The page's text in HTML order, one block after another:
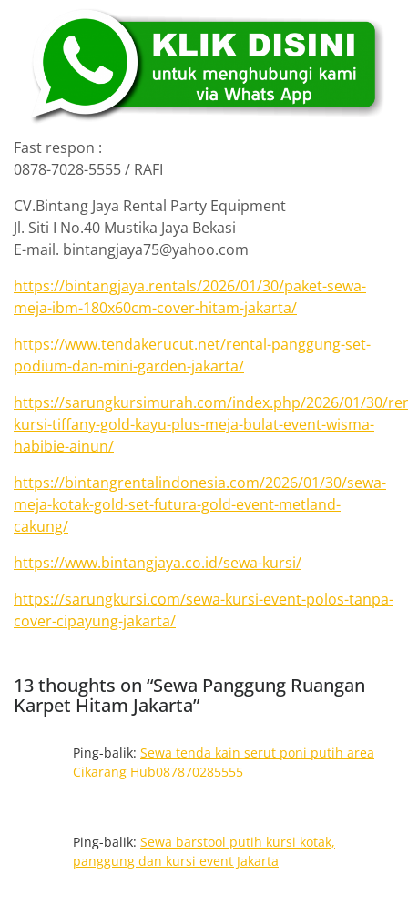
Fast respon :
0878-7028-5555 / RAFI
CV.Bintang Jaya Rental Party Equipment
Jl. Siti I No.40 Mustika Jaya Bekasi
E-mail. bintangjaya75@yahoo.com
https://bintangjaya.rentals/2026/01/30/paket-sewa-
meja-ibm-180x60cm-cover-hitam-jakarta/
https://www.tendakerucut.net/rental-panggung-set-
podium-dan-mini-garden-jakarta/
https://sarungkursimurah.com/index.php/2026/01/30/
kursi-tiffany-gold-kayu-plus-meja-bulat-event-wisma-
habibie-ainun/
https://bintangrentalindonesia.com/2026/01/30/sewa-
meja-kotak-gold-set-futura-gold-event-metland-
cakung/
https://www.bintangjaya.co.id/sewa-kursi/
https://sarungkursi.com/sewa-kursi-event-polos-tanpa-
cover-cipayung-jakarta/
13 thoughts on “Sewa Panggung Ruangan
Karpet Hitam Jakarta”
Ping-balik: Sewa tenda kain serut poni putih area
Cikarang Hub087870285555
Ping-balik: Sewa barstool putih kursi kotak,
panggung dan kursi event Jakarta